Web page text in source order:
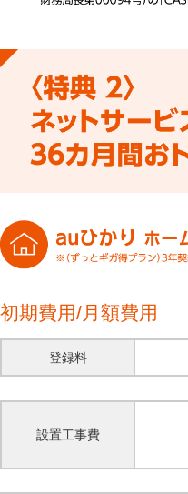
初期費用/月額費用
登録料
設置工事費